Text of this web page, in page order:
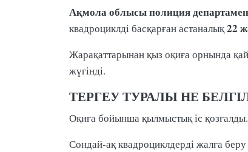
Ақмола облысы полиция
квадроциклді басқарған астаналық22
Жарақаттарынан қыз оқиға орнында
жүгінді.
ТЕРГЕУ ТУРАЛЫ НЕ
Оқиға бойынша қылмыстық іс
Сондай-ақ квадроциклдерді жалға беру